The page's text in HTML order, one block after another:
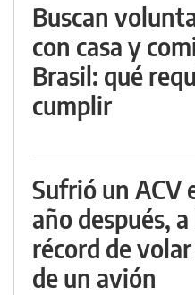
Buscan
con casa y
Brasil: qué
cumplir
Sufrió un ACV
año después,
récord de
de un avión